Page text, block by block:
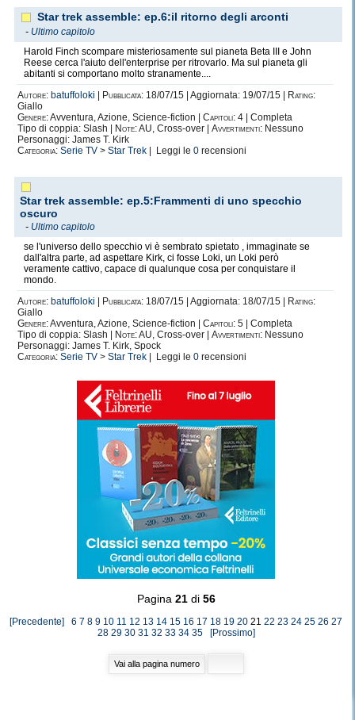
Star trek assemble: ep.6:il ritorno degli arconti
- Ultimo capitolo
Harold Finch scompare misteriosamente sul pianeta Beta III e John
Reese cerca l'aiuto dell'enterprise per ritrovarlo. Ma sul pianeta gli
abitanti si comportano molto stranamente....
Autore: batuffoloki Pubblicata: 18/07/15 | Aggiornata: 19/07/15 |
Rating:
Giallo
Genere:Avventura, Azione, Science-fiction | Capitoli: 4 | Completa
Tipo di coppia: Slash |
Note:AU, Cross-over | Avvertimenti: Nessuno
Personaggi: James T. Kirk
Categoria: Serie TV > Star Trek | Leggi le 0 recensioni
Star trek assemble: ep.5:Frammenti di uno specchio
oscuro
- Ultimo capitolo
se l'universo dello specchio vi è sembrato spietato , immaginate se
dall'altra parte, ad aspettare Kirk, ci fosse Loki, un Loki però
veramente cattivo, capace di qualunque cosa per conquistare il
mondo.
Autore: batuffoloki Pubblicata: 18/07/15 | Aggiornata: 18/07/15 |
Rating:
Giallo
Genere:Avventura, Azione, Science-fiction | Capitoli: 5 | Completa
Tipo di coppia: Slash |
Note:AU, Cross-over | Avvertimenti: Nessuno
Personaggi: James T. Kirk, Spock
Categoria: Serie TV > Star Trek | Leggi le 0 recensioni
Pagina 21di 56
[Precedente]6 7 8 9 10 11 12 13 14 15 16 17 18 19 20 2122 23 24 25 26 27
28 29 30 31 32 33 34 35 [Prossimo]